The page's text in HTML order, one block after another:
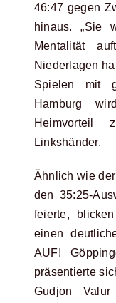
46:47 gegen
hinaus. „Sie
Mentalität
Niederlagen
Spielen mit
Hamburg
Heimvorteil
Linkshänder.
Ähnlich wie
den 35:25-
feierte,
einen
AUF!
präsentierte
Gudjon